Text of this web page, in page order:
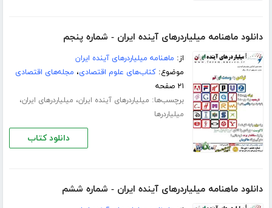
دانلود ماهنامه میلیاردرهای آینده ایران - شماره پنجم
از: ماهنامه میلیاردرهای آینده ایران
موضوع:کتاب‌های علوم اقتصادی، مجله‌های اقتصادی
۲۱ صفحه
برچسب‌ها: میلیاردرهای آینده ایران، میلیاردرهای ایران،
میلیاردرها
دانلود کتاب
دانلود ماهنامه میلیاردرهای آینده ایران - شماره ششم